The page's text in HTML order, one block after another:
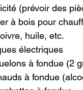
(prévoir des
à bois pour
huile, etc.
électriques
à fondue (2
à fondue